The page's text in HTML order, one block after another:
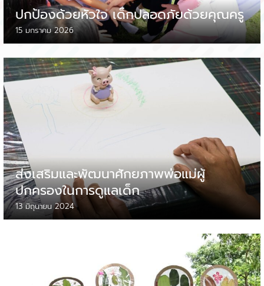
ปกป้องด้วยหัวใจ เด็กปลอดภัยด้วยคุณครู
15 มกราคม 2026
ส่งเสริมและพัฒนาศักยภาพพ่อแม่ผู้
ปกครองในการดูแลเด็ก
13 มิถุนายน 2024